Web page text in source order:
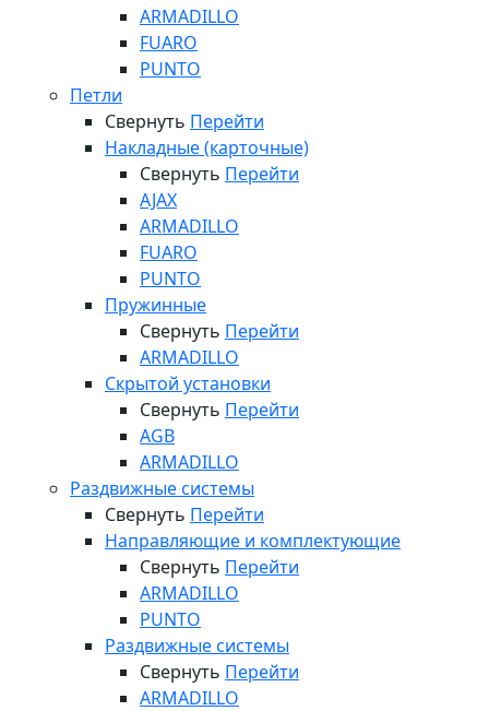
ARMADILLO
FUARO
PUNTO
Петли
Свернуть Перейти
Накладные (карточные)
Свернуть Перейти
AJAX
ARMADILLO
FUARO
PUNTO
Пружинные
Свернуть Перейти
ARMADILLO
Скрытой установки
Свернуть Перейти
AGB
ARMADILLO
Раздвижные системы
Свернуть Перейти
Направляющие и комплектующие
Свернуть Перейти
ARMADILLO
PUNTO
Раздвижные системы
Свернуть Перейти
ARMADILLO